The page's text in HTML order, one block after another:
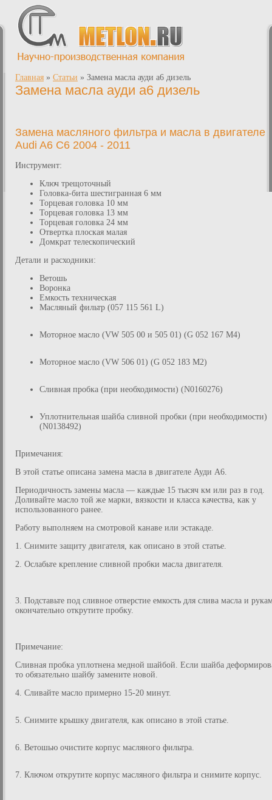
Главная » Статьи » Замена масла ауди а6 дизель
Замена масла ауди а6 дизель
Замена масляного фильтра и масла в двигателе
Audi A6 C6 2004 - 2011
Инструмент:
Ключ трещоточный
Головка-бита шестигранная 6 мм
Торцевая головка 10 мм
Торцевая головка 13 мм
Торцевая головка 24 мм
Отвертка плоская малая
Домкрат телескопический
Детали и расходники:
Ветошь
Воронка
Емкость техническая
Масляный фильтр (057 115 561 L)
Моторное масло (VW 505 00 и 505 01) (G 052 167 M4)
Моторное масло (VW 506 01) (G 052 183 M2)
Сливная пробка (при необходимости) (N0160276)
Уплотнительная шайба сливной пробки (при необходимости)
(N0138492)
Примечания:
В этой статье описана замена масла в двигателе Ауди А6.
Периодичность замены масла — каждые 15 тысяч км или раз в год.
Доливайте масло той же марки, вязкости и класса качества, как у
использованного ранее.
Работу выполняем на смотровой канаве или эстакаде.
1. Снимите защиту двигателя, как описано в этой статье.
2. Ослабьте крепление сливной пробки масла двигателя.
3. Подставьте под сливное отверстие емкость для слива масла и
окончательно открутите пробку.
Примечание:
Сливная пробка уплотнена медной шайбой. Если шайба
то обязательно шайбу замените новой.
4. Сливайте масло примерно 15-20 минут.
5. Снимите крышку двигателя, как описано в этой статье.
6. Ветошью очистите корпус масляного фильтра.
7. Ключом открутите корпус масляного фильтра и снимите корпус.